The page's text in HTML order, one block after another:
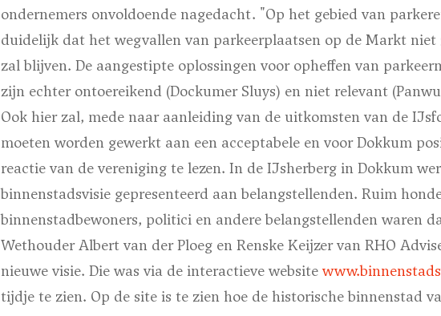
ondernemers onvoldoende nagedacht. "Op het gebied van
duidelijk dat het wegvallen van parkeerplaatsen op de Markt niet
zal blijven. De aangestipte oplossingen voor opheffen van
zijn echter ontoereikend (Dockumer Sluys) en niet relevant
Ook hier zal, mede naar aanleiding van de uitkomsten van de
moeten worden gewerkt aan een acceptabele en voor Dokkum
reactie van de vereniging te lezen. In de IJsherberg in Dokkum
binnenstadsvisie gepresenteerd aan belangstellenden. Ruim
binnenstadbewoners, politici en andere belangstellenden waren
Wethouder Albert van der Ploeg en Renske Keijzer van RHO
nieuwe visie. Die was via de interactieve website
tijdje te zien. Op de site is te zien hoe de historische binnenstad